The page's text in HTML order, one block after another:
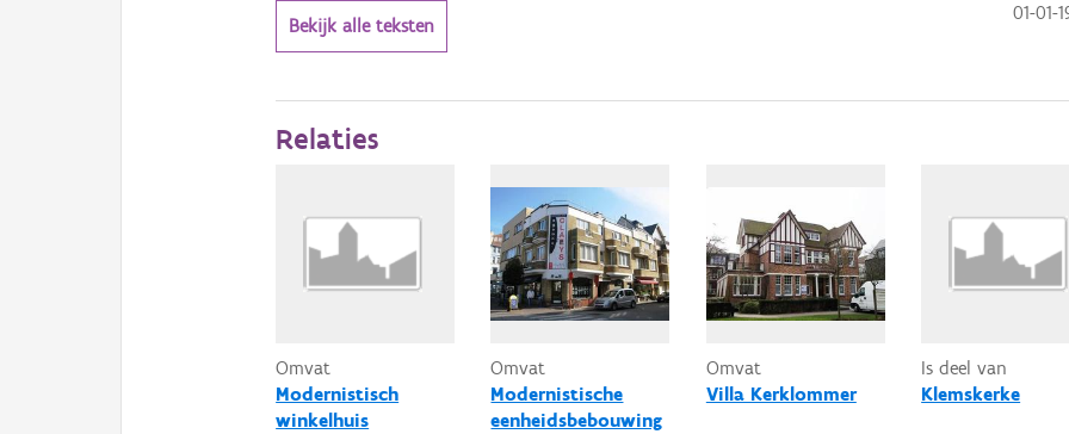
01-01-
Bekijk alle teksten
Relaties
Omvat
Modernistisch
winkelhuis
Omvat
Modernistische
eenheidsbebouwing
Omvat
Villa Kerklommer
Is deel van
Klemskerke